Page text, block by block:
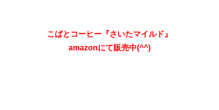
こばとコーヒー『さいたマイルド』
amazonにて販売中(^^)